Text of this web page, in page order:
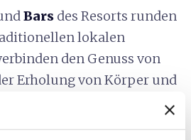
Bars des Resorts runden
lokalen
den Genuss von
Erholung von Körper und
einen18-Loch-